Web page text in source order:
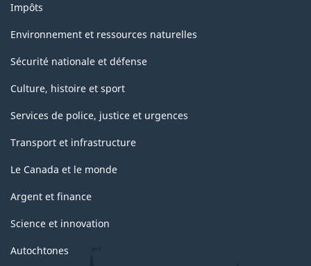
Impôts
Environnement et ressources naturelles
Sécurité nationale et défense
Culture, histoire et sport
Services de police, justice et urgences
Transport et infrastructure
Le Canada et le monde
Argent et finance
Science et innovation
Autochtones